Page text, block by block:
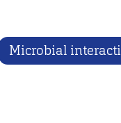
Microbial